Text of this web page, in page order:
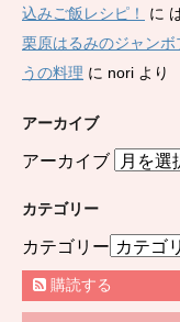
込みご飯レシピ！
に
栗原はるみのジャン
うの料理 に nori より
アーカイブ
アーカイブ
カテゴリー
カテゴリー
購読する